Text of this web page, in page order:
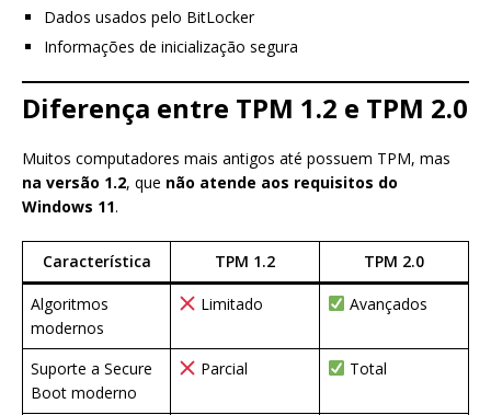
Dados usados pelo BitLocker
Informações de inicialização segura
Diferença entre TPM 1.2 e TPM 2.0
Muitos computadores mais antigos até possuem TPM, mas
na versão 1.2, que não atende aos requisitos do
Windows 11.
Característica TPM 1.2 TPM 2.0
Algoritmos
modernos
Limitado Avançados
Suporte a Secure
Boot moderno
Parcial Total